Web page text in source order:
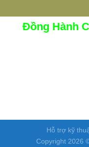
Đồng Hành
Hỗ trợ kỹ
Copyright 2026